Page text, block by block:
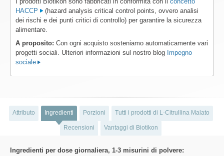
HACCP
(hazard analysis critical control points, ovvero analisi
dei rischi e dei punti critici di controllo) per garantire la sicurezza
alimentare.
A proposito: Con ogni acquisto sosteniamo automaticamente vari
progetti sociali. Ulteriori informazioni sul nostro blog Impegno
sociale
Attributo Ingredienti Porzioni Tutti i prodotti di L-Citrullina Malato
Recensioni Vantaggi di Biotikon
Ingredienti per dose giornaliera, 1-3 misurini di polvere: